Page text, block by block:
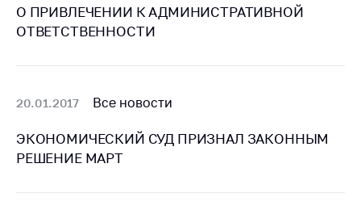
назначения и
медицинскую
факта нарушения
нарушения
антимонопольного
О ПРИВЛЕЧЕНИИ К АДМИНИСТРАТИВНОЙ
ОТВЕТСТВЕННОСТИ
20.01.2017 Все новости
ЭКОНОМИЧЕСКИЙ СУД ПРИЗНАЛ ЗАКОННЫМ
РЕШЕНИЕ МАРТ